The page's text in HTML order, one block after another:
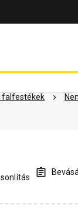
falfestékek
Vásárlói